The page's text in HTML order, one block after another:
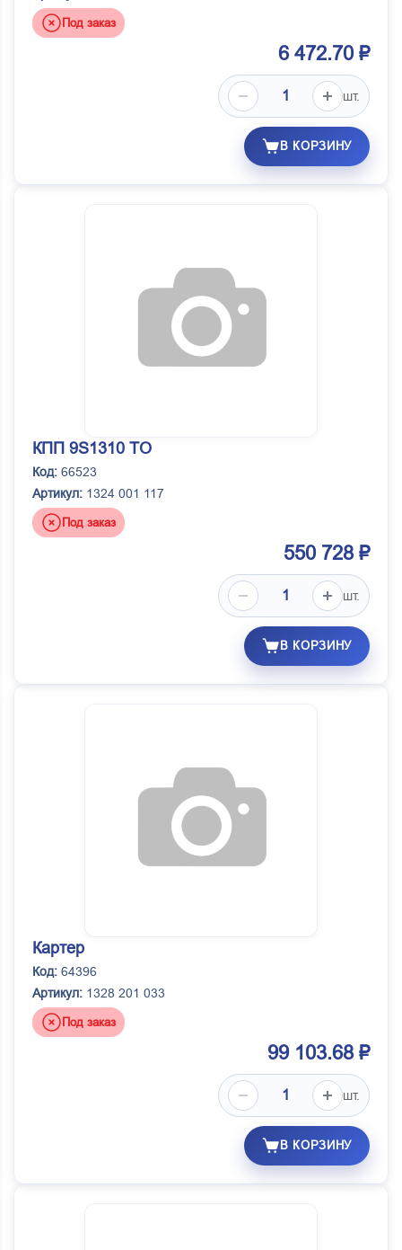
Под заказ
6 472.70 ₽
шт.
В КОРЗИНУ
КПП 9S1310 TO
Код: 66523
Артикул: 1324 001 117
Под заказ
550 728 ₽
шт.
В КОРЗИНУ
Картер
Код: 64396
Артикул: 1328 201 033
Под заказ
99 103.68 ₽
шт.
В КОРЗИНУ